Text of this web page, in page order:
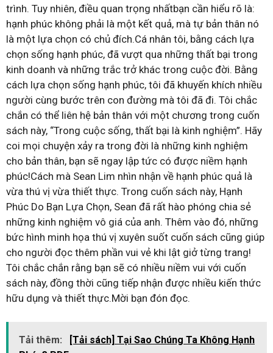
trình. Tuy nhiên, điều quan trọng nhấtbạn cần hiểu rõ là:
hạnh phúc không phải là một kết quả, mà tự bản thân nó
là một lựa chọn có chủ đích.Cá nhân tôi, bằng cách lựa
chọn sống hạnh phúc, đã vượt qua những thất bại trong
kinh doanh và những trắc trở khác trong cuộc đời. Bằng
cách lựa chọn sống hạnh phúc, tôi đã khuyến khích nhiều
người cùng bước trên con đường mà tôi đã đi. Tôi chắc
chắn có thể liên hệ bản thân với một chương trong cuốn
sách này, “Trong cuộc sống, thất bại là kinh nghiệm”. Hãy
coi mọi chuyện xảy ra trong đời là những kinh nghiệm
cho bản thân, bạn sẽ ngay lập tức có được niềm hạnh
phúc!Cách mà Sean Lim nhìn nhận về hạnh phúc quả là
vừa thú vị vừa thiết thực. Trong cuốn sách này, Hạnh
Phúc Do Bạn Lựa Chọn, Sean đã rất hào phóng chia sẻ
những kinh nghiệm vô giá của anh. Thêm vào đó, những
bức hình minh họa thú vị xuyên suốt cuốn sách cũng giúp
cho người đọc thêm phần vui vẻ khi lật giở từng trang!
Tôi chắc chắn rằng bạn sẽ có nhiều niềm vui với cuốn
sách này, đồng thời cũng tiếp nhận được nhiều kiến thức
hữu dụng và thiết thực.Mời bạn đón đọc.
Tải thêm:
[Tải sách] Tại Sao Chúng Ta Không Hạnh